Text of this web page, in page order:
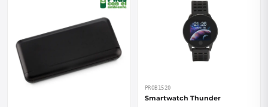
PROB1520
Smartwatch Thunder